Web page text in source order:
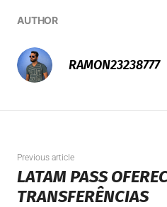
AUTHOR
RAMON23238777
Previous article
LATAM PASS
TRANSFERÊNCIAS